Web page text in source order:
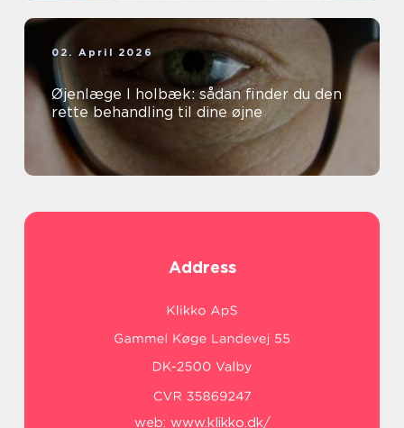
02. April 2026
Øjenlæge I holbæk: sådan finder du den
rette behandling til dine øjne
Address
web: www.klikko.dk/